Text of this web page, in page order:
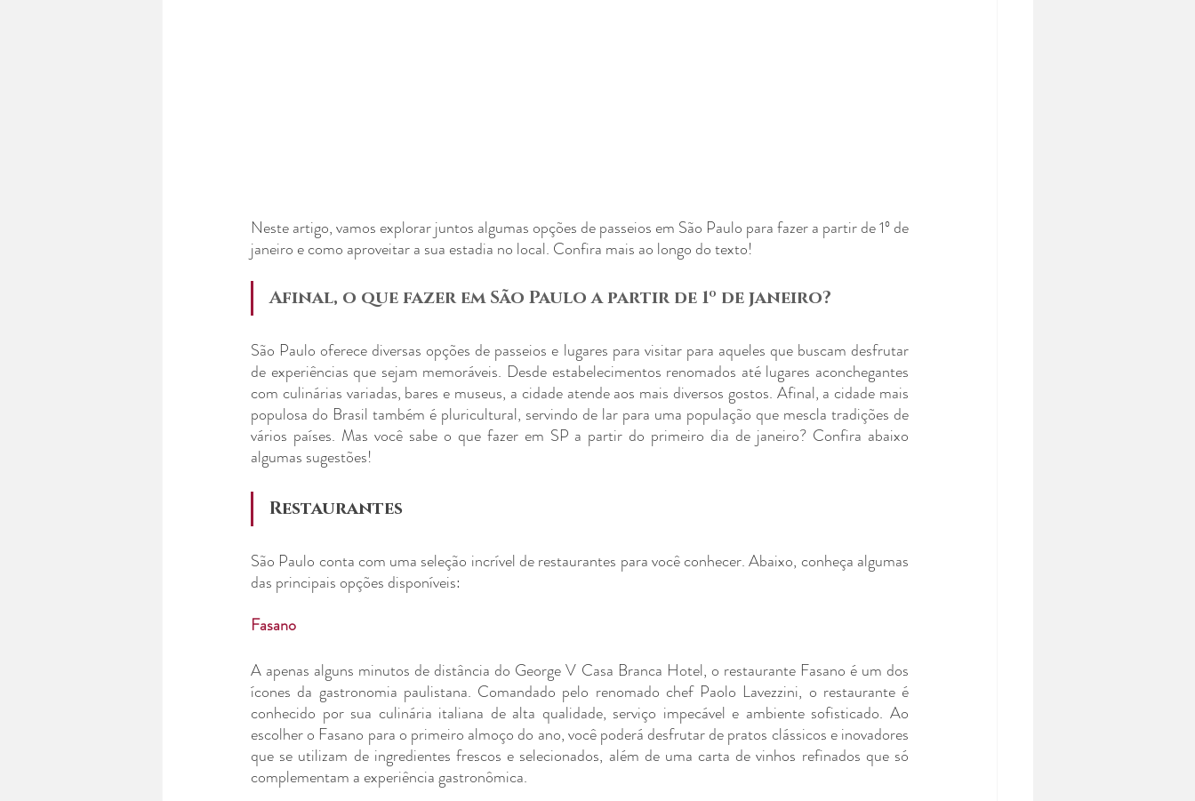
Neste artigo, vamos explorar juntos algumas opções de passeios em São Paulo para fazer a partir de 1º de
janeiro e como aproveitar a sua estadia no local. Confira mais ao longo do texto!
Afinal, o que fazer em São Paulo a partir de 1º de janeiro?
São Paulo oferece diversas opções de passeios e lugares para visitar para aqueles que buscam desfrutar
de experiências que sejam memoráveis. Desde estabelecimentos renomados até lugares aconchegantes
com culinárias variadas, bares e museus, a cidade atende aos mais diversos gostos. Afinal, a cidade mais
populosa do Brasil também é pluricultural, servindo de lar para uma população que mescla tradições de
vários países. Mas você sabe o que fazer em SP a partir do primeiro dia de janeiro? Confira abaixo
algumas sugestões!
Restaurantes
São Paulo conta com uma seleção incrível de restaurantes para você conhecer. Abaixo, conheça algumas
das principais opções disponíveis:
Fasano
A apenas alguns minutos de distância do George V Casa Branca Hotel, o restaurante Fasano é um dos
ícones da gastronomia paulistana. Comandado pelo renomado chef Paolo Lavezzini, o restaurante é
conhecido por sua culinária italiana de alta qualidade, serviço impecável e ambiente sofisticado. Ao
escolher o Fasano para o primeiro almoço do ano, você poderá desfrutar de pratos clássicos e inovadores
que se utilizam de ingredientes frescos e selecionados, além de uma carta de vinhos refinados que só
complementam a experiência gastronômica.